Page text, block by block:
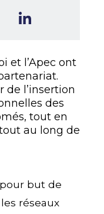
et l’Apec ont
l’insertion
des
tout en
au long de
but de
réseaux